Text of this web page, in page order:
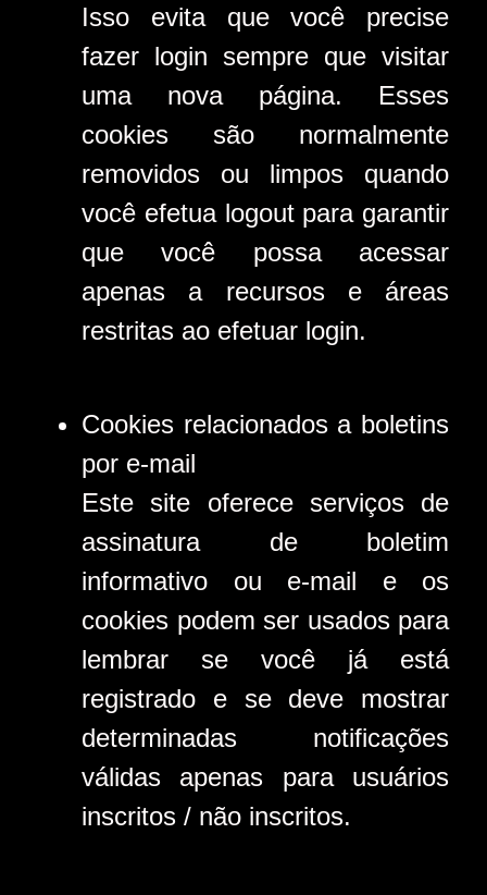
Isso evita que você precise
fazer login sempre que visitar
uma nova página. Esses
cookies são normalmente
removidos ou limpos quando
você efetua logout para garantir
que você possa acessar
apenas a recursos e áreas
restritas ao efetuar login.
Cookies relacionados a boletins
por e-mail
Este site oferece serviços de
assinatura de boletim
informativo ou e-mail e os
cookies podem ser usados ​​para
lembrar se você já está
registrado e se deve mostrar
determinadas notificações
válidas apenas para usuários
inscritos / não inscritos.